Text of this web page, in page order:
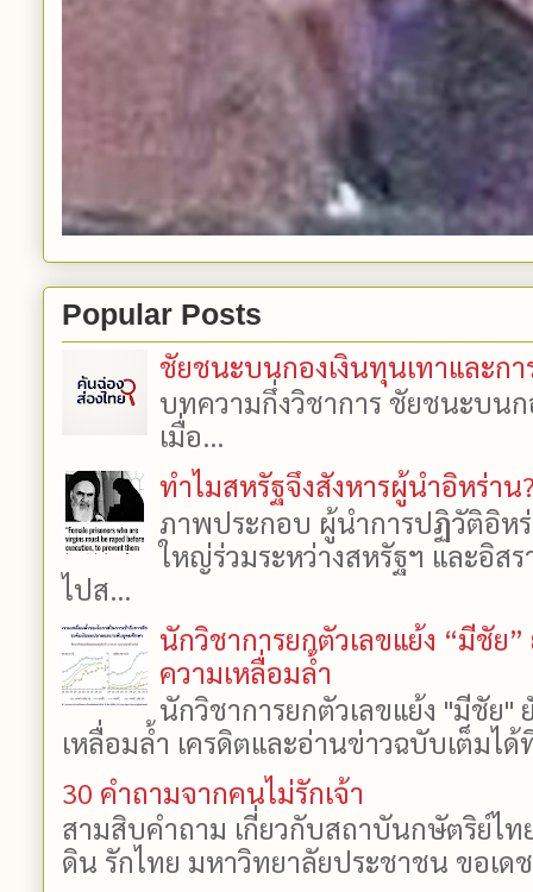
Popular Posts
ชัยชนะบนกองเงินทุนเทาและกา
บทความกึ่งวิชาการ ชัยชนะบนก
เมื่อ...
ทำไมสหรัฐจึงสังหารผู้นำอิหร่าน
ภาพประกอบ ผู้นำการปฏิวัติอิห
ใหญ่ร่วมระหว่างสหรัฐฯ และอิสร
ไปส...
นักวิชาการยกตัวเลขแย้ง “มีชัย
ความเหลื่อมล้ำ
นักวิชาการยกตัวเลขแย้ง "มีชัย"
เหลื่อมล้ำ เครดิตและอ่านข่าวฉบับเต็มไ
30 คำถามจากคนไม่รักเจ้า
สามสิบคำถาม เกี่ยวกับสถาบันกษัตริย์ไท
ดิน รักไทย มหาวิทยาลัยประชาชน ขอเ